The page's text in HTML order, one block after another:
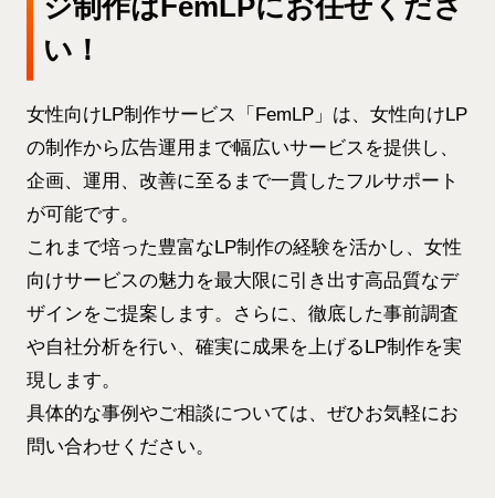
い！
女性向けLP制作サービス「FemLP」は、女性向けLP
の制作から広告運用まで幅広いサービスを提供し、
企画、運用、改善に至るまで一貫したフルサポート
が可能です。
これまで培った豊富なLP制作の経験を活かし、女性
向けサービスの魅力を最大限に引き出す高品質なデ
ザインをご提案します。さらに、徹底した事前調査
や自社分析を行い、確実に成果を上げるLP制作を実
現します。
具体的な事例やご相談については、ぜひお気軽にお
問い合わせください。